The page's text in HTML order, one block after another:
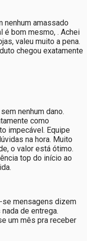
nenhum amassado
é bom mesmo, . Achei
valeu muito a pena.
chegou exatamente
nenhum dano.
como
impecável. Equipe
na hora. Muito
o valor está ótimo.
top do início ao
se mensagens dizem
de entrega.
um mês pra receber